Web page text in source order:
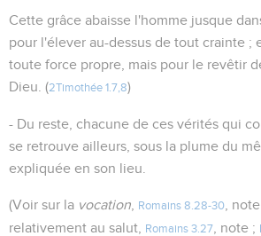
Cette grâce abaisse l'homme jusque
pour l'élever au-dessus de tout crainte ;
toute force propre, mais pour le revêtir
Dieu. (2Timothée 1.7,8)
- Du reste, chacune de ces vérités qui
se retrouve ailleurs, sous la plume du
expliquée en son lieu.
(Voir sur la vocation Romains 8.28-30 ,
relativement au salut,
Romains 3.27 , note ;